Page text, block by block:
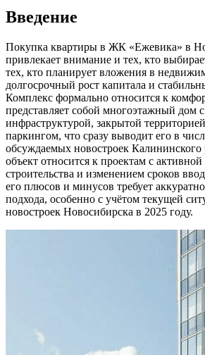
Введение
Покупка квартиры в ЖК «Ежевика» в
привлекает внимание и тех, кто
тех, кто планирует вложения в
долгосрочный рост капитала и
Комплекс формально относится к
представляет собой многоэтажный дом
инфраструктурой, закрытой
паркингом, что сразу выводит его в
обсуждаемых новостроек
объект относится к проектам с
строительства и изменением сроков
его плюсов и минусов требует
подхода, особенно с учётом текущей
новостроек Новосибирска в 2025 году.